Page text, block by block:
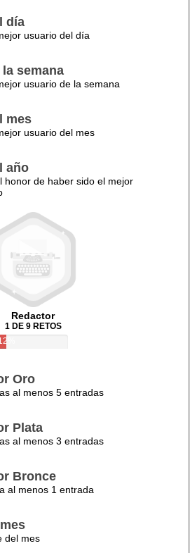
día
usuario del día
semana
usuario de la semana
mes
usuario del mes
año
honor de haber sido el mejor
Redactor
1 DE 9 RETOS
Oro
al menos 5 entradas
Plata
al menos 3 entradas
Bronce
al menos 1 entrada
del mes